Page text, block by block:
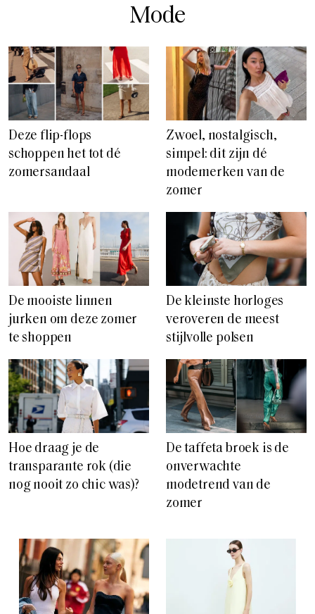
Mode
Deze flip-flops
schoppen het tot dé
zomersandaal
Zwoel, nostalgisch,
simpel: dit zijn dé
modemerken van de
zomer
De mooiste linnen
jurken om deze zomer
te shoppen
De kleinste horloges
veroveren de meest
stijlvolle polsen
Hoe draag je de
transparante rok (die
nog nooit zo chic was)?
De taffeta broek is de
onverwachte
modetrend van de
zomer